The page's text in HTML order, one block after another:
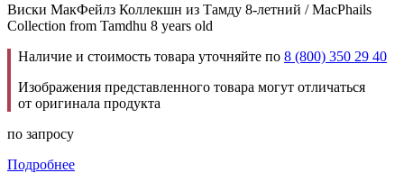
Виски МакФейлз Коллекшн из Тамду 8-летний / MacPhails
Collection from Tamdhu 8 years old
Наличие и стоимость товара уточняйте по 8 (800) 350 29 40
Изображения представленного товара могут отличаться
от оригинала продукта
по запросу
Подробнее